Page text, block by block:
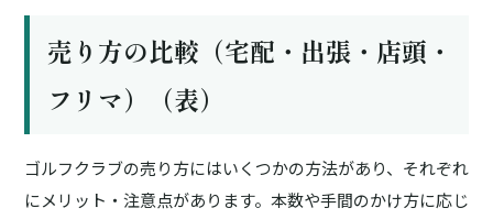
売り方の比較（宅配・出張・店頭・
フリマ）（表）
ゴルフクラブの売り方にはいくつかの方法があり、それぞれ
にメリット・注意点があります。本数や手間のかけ方に応じ